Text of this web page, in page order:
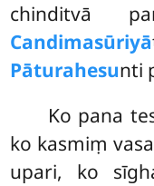
chinditvā
Candimasūriyā
Pāturahesunti
Ko pana
ko kasmiṃ
upari, ko